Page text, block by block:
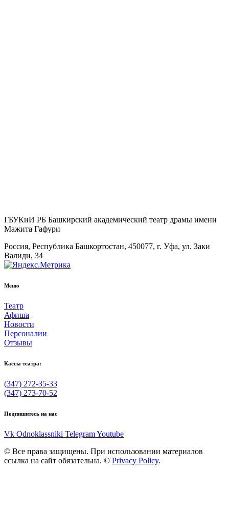
ГБУКиИ РБ Башкирский академический театр драмы имени
Мажита Гафури
Россия, Республика Башкортостан, 450077, г. Уфа, ул. Заки
Валиди, 34
Меню
Театр
Афиша
Новости
Персоналии
Отзывы
Кассы театра:
(347) 272-35-33
(347) 273-70-52
Подпишитесь на нас
Vk Odnoklassniki TelegramYoutube
© Все права защищены. При использовании материалов
ссылка на сайт обязательна. © Privacy Policy.